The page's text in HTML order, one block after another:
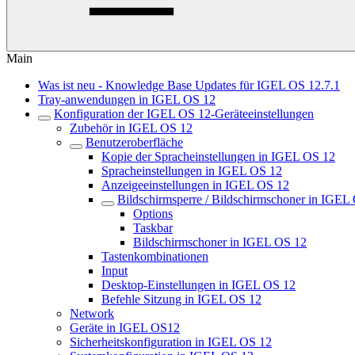
Main
Was ist neu - Knowledge Base Updates für IGEL OS 12.7.1
Tray-anwendungen in IGEL OS 12
Konfiguration der IGEL OS 12-Geräteeinstellungen
Zubehör in IGEL OS 12
Benutzeroberfläche
Kopie der Spracheinstellungen in IGEL OS 12
Spracheinstellungen in IGEL OS 12
Anzeigeeinstellungen in IGEL OS 12
Bildschirmsperre / Bildschirmschoner in IGEL
Options
Taskbar
Bildschirmschoner in IGEL OS 12
Tastenkombinationen
Input
Desktop-Einstellungen in IGEL OS 12
Befehle Sitzung in IGEL OS 12
Network
Geräte in IGEL OS12
Sicherheitskonfiguration in IGEL OS 12